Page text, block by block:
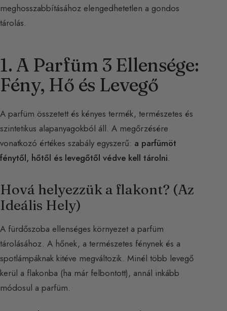
meghosszabbításához elengedhetetlen a gondos
tárolás.
1. A Parfüm 3 Ellensége:
Fény, Hő és Levegő
A parfüm összetett és kényes termék, természetes és
szintetikus alapanyagokból áll. A megőrzésére
vonatkozó értékes szabály egyszerű: a parfümöt
fénytől, hőtől és levegőtől védve kell tárolni.
Hová helyezzük a flakont? (Az
Ideális Hely)
A fürdőszoba ellenséges környezet a parfüm
tárolásához. A hőnek, a természetes fénynek és a
spotlámpáknak kitéve megváltozik. Minél több levegő
kerül a flakonba (ha már felbontott), annál inkább
módosul a parfüm.